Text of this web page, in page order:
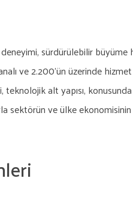
deneyimi, sürdürülebilir
ve 2.200’ün üzerinde
alt yapısı,
sektörün ve ülke